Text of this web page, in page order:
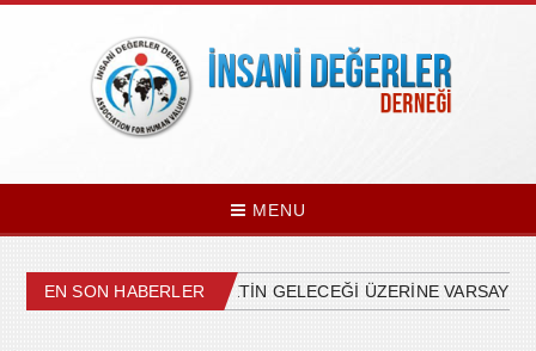
MENU
EN SON HABERLER
ÜLKEMİZDEKİ SİYASETİN GELECEĞİ ÜZERİNE